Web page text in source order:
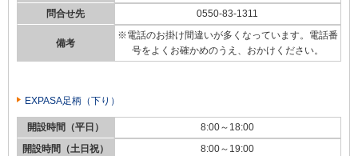
問合せ先
0550-83-1311
備考
※電話のお掛け間違いが多くなっています。電話番
号をよくお確かめのうえ、おかけください。
EXPASA足柄（下り）
開設時間（平日）
8:00～18:00
開設時間（土日祝）
8:00～19:00